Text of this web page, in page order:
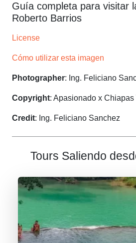
Guía completa para visitar
Roberto Barrios
License
Cómo utilizar esta imagen
Photographer: Ing. Feliciano
Copyright: Apasionado x Chiapas
Credit: Ing. Feliciano Sanchez
Tours Saliendo